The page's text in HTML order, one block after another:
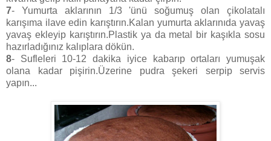
7- Yumurta aklarının 1/3 'ünü soğumuş olan çikolatalı
karışıma ilave edin karıştırın.Kalan yumurta aklarınıda yavaş
yavaş ekleyip karıştırın.Plastik ya da metal bir kaşıkla sosu
hazırladığınız kalıplara dökün.
8- Sufleleri 10-12 dakika iyice kabarıp ortaları yumuşak
olana kadar pişirin.Üzerine pudra şekeri serpip servis
yapın...